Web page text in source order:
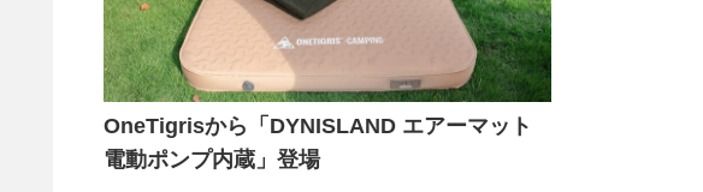
OneTigrisから「DYNISLAND エアーマット
電動ポンプ内蔵」登場